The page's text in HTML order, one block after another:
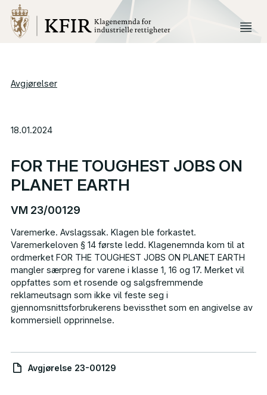
Avgjørelser
18.01.2024
FOR THE TOUGHEST JOBS ON
PLANET EARTH
VM 23/00129
Varemerke. Avslagssak. Klagen ble forkastet.
Varemerkeloven § 14 første ledd. Klagenemnda kom til at
ordmerket FOR THE TOUGHEST JOBS ON PLANET EARTH
mangler særpreg for varene i klasse 1, 16 og 17. Merket vil
oppfattes som et rosende og salgsfremmende
reklameutsagn som ikke vil feste seg i
gjennomsnittsforbrukerens bevissthet som en angivelse av
kommersiell opprinnelse.
Avgjørelse 23-00129